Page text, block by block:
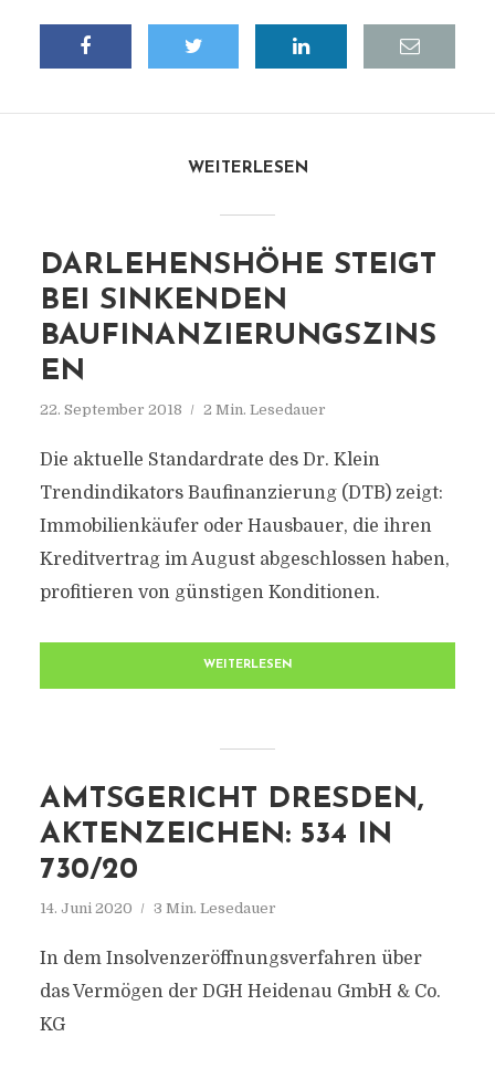
WEITERLESEN
DARLEHENSHÖHE STEIGT
BEI SINKENDEN
BAUFINANZIERUNGSZINS
EN
22. September 2018 2 Min. Lesedauer
Die aktuelle Standardrate des Dr. Klein
Trendindikators Baufinanzierung (DTB) zeigt:
Immobilienkäufer oder Hausbauer, die ihren
Kreditvertrag im August abgeschlossen haben,
profitieren von günstigen Konditionen.
WEITERLESEN
AMTSGERICHT DRESDEN,
AKTENZEICHEN: 534 IN
730/20
14. Juni 2020 3 Min. Lesedauer
In dem Insolvenzeröffnungsverfahren über
das Vermögen der DGH Heidenau GmbH & Co.
KG